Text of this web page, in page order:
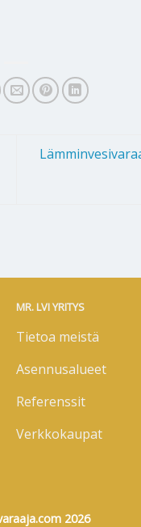
MR. LVI YRITYS
Tietoa meistä
Asennusalueet
Referenssit
Verkkokaupat
2026